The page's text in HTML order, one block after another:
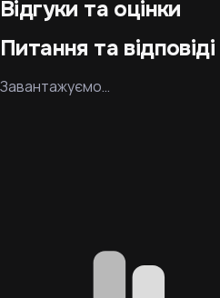
Відгуки та оцінки
Питання та відповіді
Завантажуємо…